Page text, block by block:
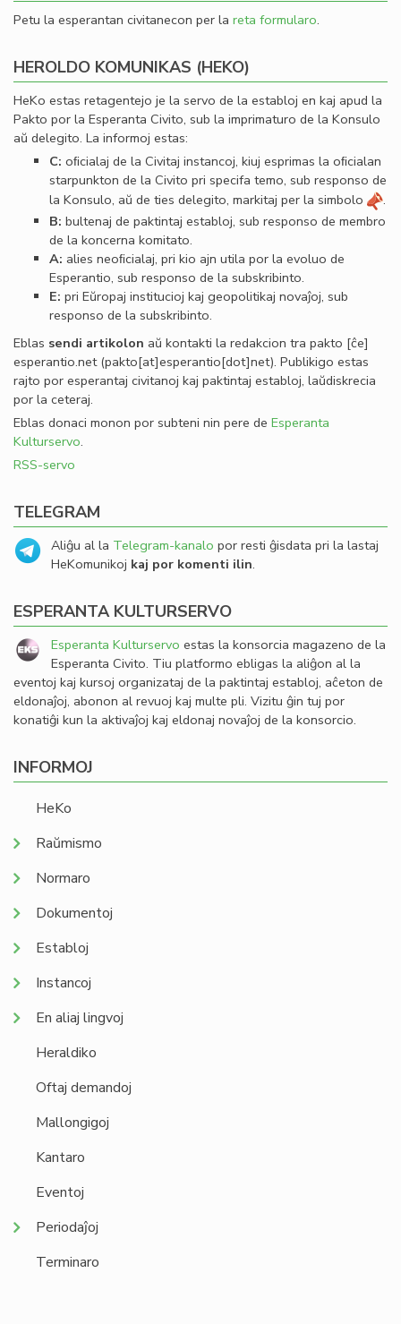
Petu la esperantan civitanecon per la reta formularo.
HEROLDO KOMUNIKAS (HEKO)
HeKo estas retagentejo je la servo de la establoj en kaj apud la
Pakto por la Esperanta Civito, sub la imprimaturo de la Konsulo
aŭ delegito. La informoj estas:
C: oﬁcialaj de la Civitaj instancoj, kiuj esprimas la oﬁcialan
starpunkton de la Civito pri specifa temo, sub responso de
la Konsulo, aŭ de ties delegito, markitaj per la simbolo
.
B: bultenaj de paktintaj establoj, sub responso de membro
de la koncerna komitato.
A: alies neoﬁcialaj, pri kio ajn utila por la evoluo de
Esperantio, sub responso de la subskribinto.
E: pri Eŭropaj institucioj kaj geopolitikaj novaĵoj, sub
responso de la subskribinto.
Eblas sendi artikolon aŭ kontakti la redakcion tra pakto [ĉe]
esperantio.net(pakto[at]esperantio[dot]net). Publikigo estas
rajto por esperantaj civitanoj kaj paktintaj establoj, laŭdiskrecia
por la ceteraj.
Eblas donaci monon por subteni nin pere de Esperanta
Kulturservo.
RSS-servo
TELEGRAM
Aliĝu al la Telegram-kanalo por resti ĝisdata pri la lastaj
HeKomunikoj kaj por komenti ilin.
ESPERANTA KULTURSERVO
Esperanta Kulturservo estas la konsorcia magazeno de la
Esperanta Civito. Tiu platformo ebligas la aliĝon al la
eventoj kaj kursoj organizataj de la paktintaj establoj, aĉeton de
eldonaĵoj, abonon al revuoj kaj multe pli. Vizitu ĝin tuj por
konatiĝi kun la aktivaĵoj kaj eldonaj novaĵoj de la konsorcio.
INFORMOJ
HeKo
Raŭmismo
Normaro
Dokumentoj
Establoj
Instancoj
En aliaj lingvoj
Heraldiko
Oftaj demandoj
Mallongigoj
Kantaro
Eventoj
Periodaĵoj
Terminaro